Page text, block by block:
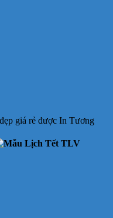
giá rẻ được In Tương